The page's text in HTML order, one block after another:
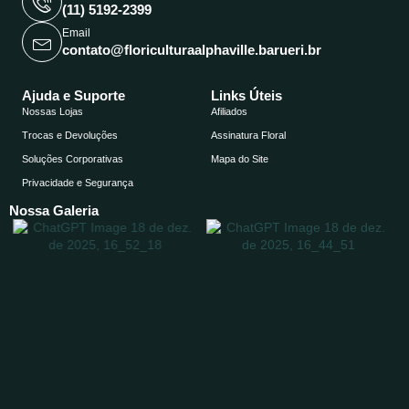
f
(11) 5192-2399
Email
contato@floriculturaalphaville.barueri.br
Ajuda e Suporte
Nossas Lojas
Trocas e Devoluções
Soluções Corporativas
Privacidade e Segurança
Links Úteis
Afiliados
Assinatura Floral
Mapa do Site
Nossa Galeria